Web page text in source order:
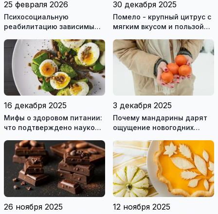
25 февраля 2026
Психосоциальную
реабилитацию зависимым
лицензированные
учреждения
30 декабря 2025
Помело - крупный цитрус с
мягким вкусом и пользой
16 декабря 2025
Мифы о здоровом питании:
что подтверждено наукой,
3 декабря 2025
Почему мандарины дарят
ощущение новогодних
26 ноября 2025 12 ноября 2025